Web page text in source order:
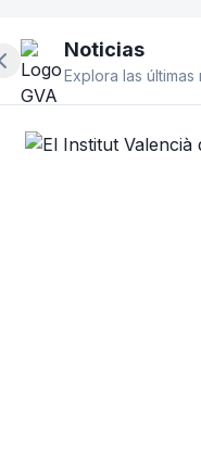
Ocultar panel lateral
Noticias
Explora las últimas